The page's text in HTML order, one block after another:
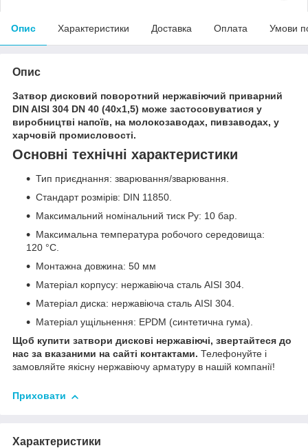
Опис Характеристики Доставка Оплата Умови
Опис
Затвор дисковий поворотний нержавіючий приварний
DIN AISI 304 DN 40 (40х1,5) може застосовуватися у
виробництві напоїв, на молокозаводах, пивзаводах, у
харчовій промисловості.
Основні технічні характеристики
Тип приєднання: зварювання/зварювання.
Стандарт розмірів: DIN 11850.
Максимальний номінальний тиск Ру: 10 бар.
Максимальна температура робочого середовища:
120 °С.
Монтажна довжина: 50 мм
Матеріал корпусу: нержавіюча сталь AISI 304.
Матеріал диска: нержавіюча сталь AISI 304.
Матеріал ущільнення: EPDM (синтетична гума).
Щоб купити затвори дискові нержавіючі, звертайтеся до
нас за вказаними на сайті контактами. Телефонуйте і
замовляйте якісну нержавіючу арматуру в нашій компанії!
Приховати
Характеристики